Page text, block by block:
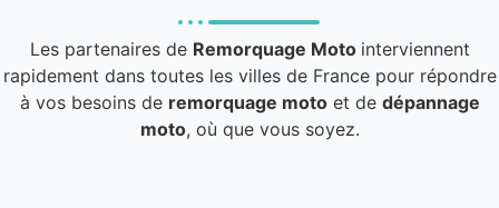
Les partenaires de Remorquage Moto interviennent
rapidement dans toutes les villes de France pour répondre
à vos besoins de remorquage motoet de dépannage
moto, où que vous soyez.